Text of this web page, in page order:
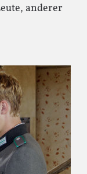
anderer